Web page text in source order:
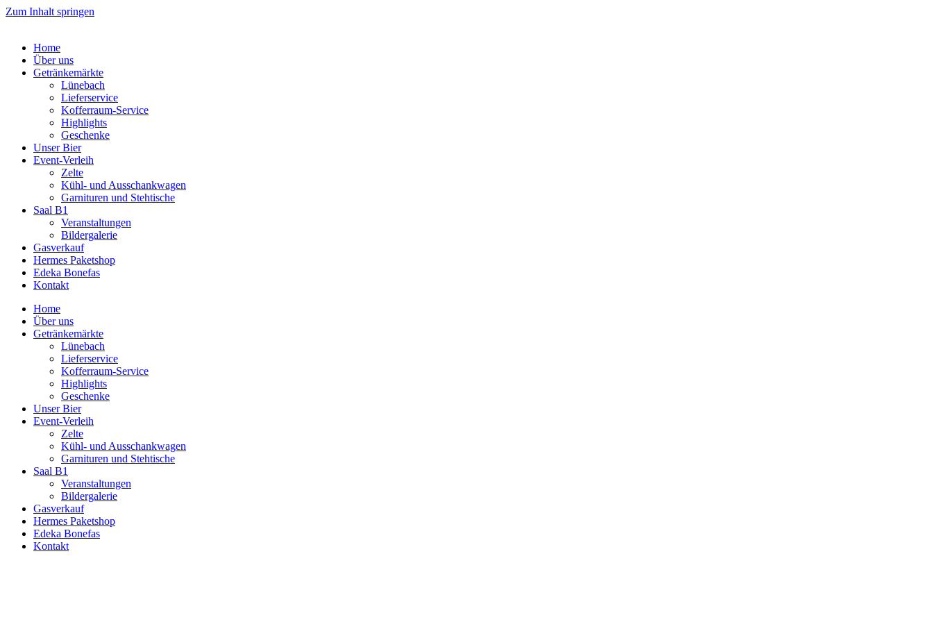
Zum Inhalt springen
Home
Über uns
Getränkemärkte
Lünebach
Lieferservice
Kofferraum-Service
Highlights
Geschenke
Unser Bier
Event-Verleih
Zelte
Kühl- und Ausschankwagen
Garnituren und Stehtische
Saal B1
Veranstaltungen
Bildergalerie
Gasverkauf
Hermes Paketshop
Edeka Bonefas
Kontakt
Home
Über uns
Getränkemärkte
Lünebach
Lieferservice
Kofferraum-Service
Highlights
Geschenke
Unser Bier
Event-Verleih
Zelte
Kühl- und Ausschankwagen
Garnituren und Stehtische
Saal B1
Veranstaltungen
Bildergalerie
Gasverkauf
Hermes Paketshop
Edeka Bonefas
Kontakt